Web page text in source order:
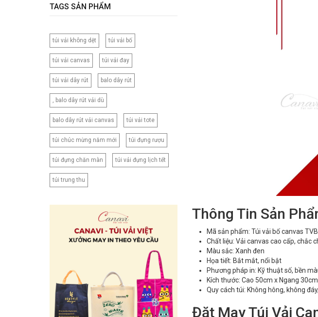
TAGS SẢN PHẨM
túi vải không dệt túi vải bố
túi vải canvas túi vải đay
túi vải dây rút balo dây rút
, balo dây rút vải dù
balo dây rút vải canvas túi vải tote
túi chúc mừng năm mới túi đựng rượu
túi đựng chăn màn túi vải đựng lịch tết
túi trung thu
Thông Tin Sản
Mã sản phẩm: Túi vải bố canvas
Chất liệu: Vải canvas cao cấp, chắc
Màu sắc: Xanh đen
Họa tiết: Bắt mắt, nổi bật
Phương pháp in: Kỹ thuật số, bền
Kích thước: Cao 50cm x Ngang 30cm
Quy cách túi: Không hông, không
Đặt May Túi Vải